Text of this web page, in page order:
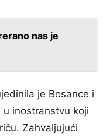
nas je
je Bosance i
inostranstvu koji
Zahvaljujući